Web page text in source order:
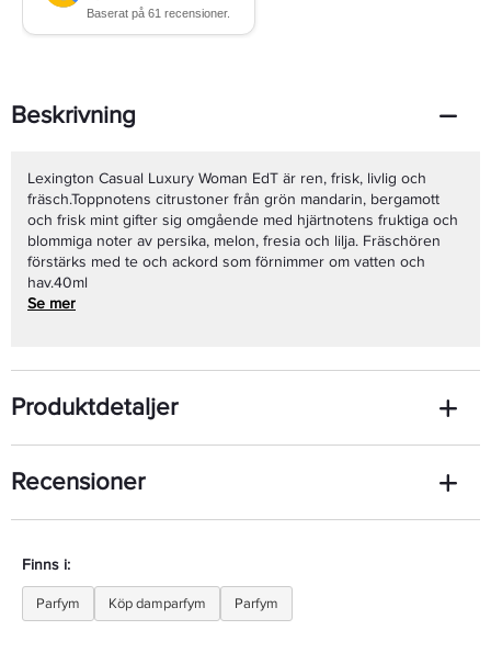
Beskrivning
Lexington Casual Luxury Woman EdT är ren, frisk, livlig och
fräsch.Toppnotens citrustoner från grön mandarin, bergamott
och frisk mint gifter sig omgående med hjärtnotens fruktiga och
blommiga noter av persika, melon, fresia och lilja. Fräschören
förstärks med te och ackord som förnimmer om vatten och
hav.40ml
Se mer
Produktdetaljer
Recensioner
Finns i:
Parfym Köp damparfym Parfym